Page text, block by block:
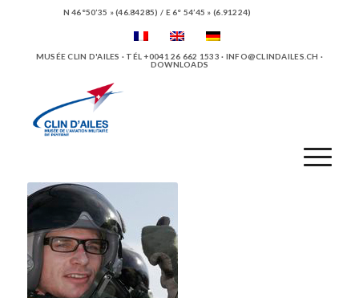
N 46°50’35 » (46.84285) / E 6° 54’45 » (6.91224)
MUSÉE CLIN D'AILES · TÉL +0041 26 662 1533 · INFO@CLINDAILES.CH ·
DOWNLOADS